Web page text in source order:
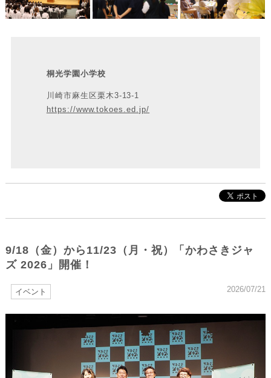
桐光学園小学校
川崎市麻生区栗木3-13-1
https://www.tokoes.ed.jp/
9/18（金）から11/23（月・祝）「かわさきジャ
ズ 2026」開催！
2026/07/21
イベント